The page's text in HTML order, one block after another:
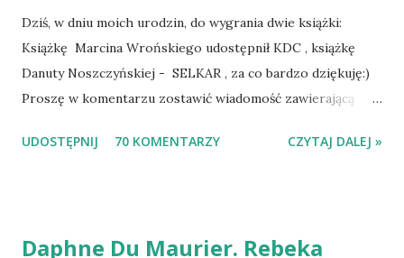
Dziś, w dniu moich urodzin, do wygrania dwie książki:
Książkę Marcina Wrońskiego udostępnił KDC , książkę
Danuty Noszczyńskiej - SELKAR , za co bardzo dziękuję:)
Proszę w komentarzu zostawić wiadomość zawierającą
Losowanie odbędzie się w niedzielę o 8:00. Zapraszam
UDOSTĘPNIJ 70 KOMENTARZY CZYTAJ DALEJ »
Daphne Du Maurier. Rebeka